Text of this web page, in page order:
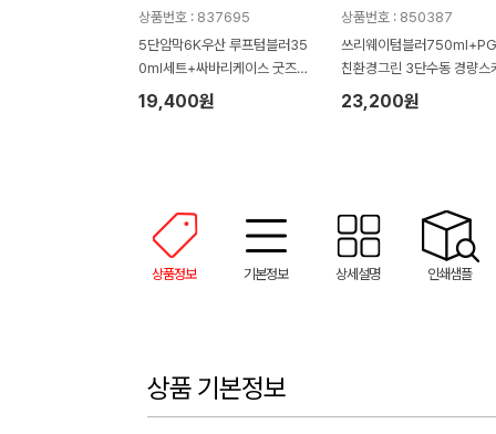
상품번호 : 837695
5단암막6K우산 루프텀블러35
0ml세트+싸바리케이스 굿즈세
트
19,400원
상품번호 : 850387
쓰리웨이텀블러
친환경그린 3단수동 경량스
23,200원
상품정보 기본정보 상세설명 인쇄샘플
상품 기본정보